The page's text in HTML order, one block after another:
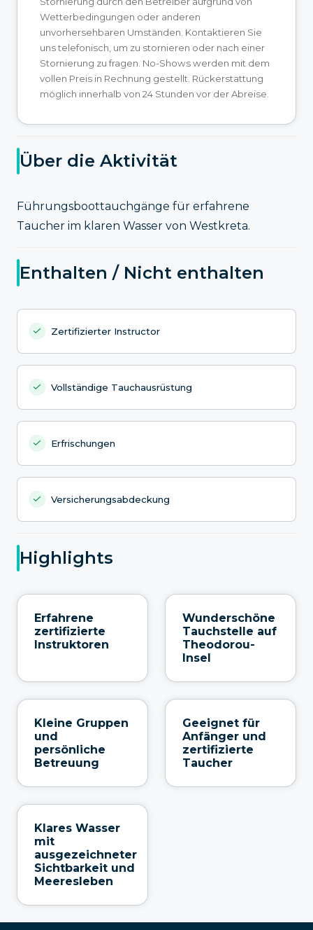
Wetterbedingungen oder anderen
unvorhersehbaren Umständen. Kontaktieren Sie
uns telefonisch, um zu stornieren oder nach einer
Stornierung zu fragen. No-Shows werden mit dem
vollen Preis in Rechnung gestellt. Rückerstattung
möglich innerhalb von 24 Stunden vor der Abreise.
Über die Aktivität
Führungsboottauchgänge für erfahrene
Taucher im klaren Wasser von Westkreta.
Enthalten / Nicht enthalten
Zertifizierter Instructor
Vollständige Tauchausrüstung
Erfrischungen
Versicherungsabdeckung
Highlights
Erfahrene
zertifizierte
Instruktoren
Wunderschöne
Tauchstelle auf
Theodorou-
Insel
Kleine Gruppen
und
persönliche
Betreuung
Geeignet für
Anfänger und
zertifizierte
Taucher
Klares Wasser
mit
ausgezeichneter
Sichtbarkeit und
Meeresleben